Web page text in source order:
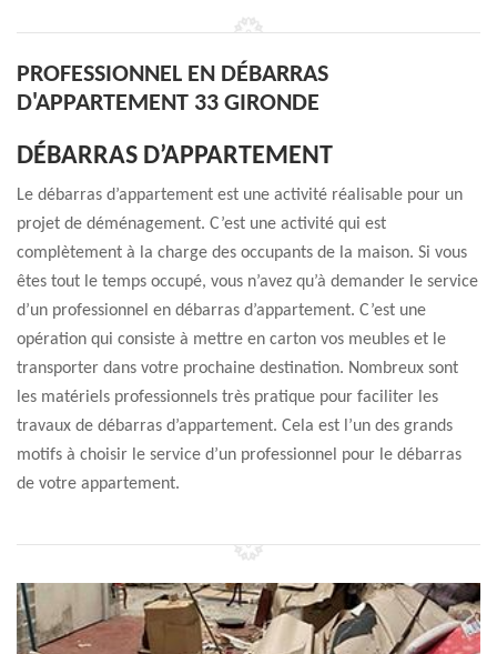
PROFESSIONNEL EN DÉBARRAS
D'APPARTEMENT 33 GIRONDE
DÉBARRAS D’APPARTEMENT
Le débarras d’appartement est une activité réalisable pour un
projet de déménagement. C’est une activité qui est
complètement à la charge des occupants de la maison. Si vous
êtes tout le temps occupé, vous n’avez qu’à demander le service
d’un professionnel en débarras d’appartement. C’est une
opération qui consiste à mettre en carton vos meubles et le
transporter dans votre prochaine destination. Nombreux sont
les matériels professionnels très pratique pour faciliter les
travaux de débarras d’appartement. Cela est l’un des grands
motifs à choisir le service d’un professionnel pour le débarras
de votre appartement.